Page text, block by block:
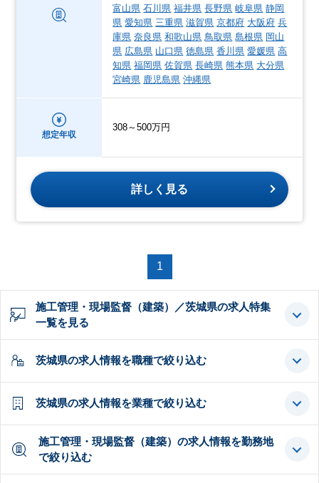
富山県 石川県 福井県 長野県 岐阜県 静岡
県 愛知県 三重県 滋賀県 京都府 大阪府 兵
庫県 奈良県 和歌山県 鳥取県 島根県 岡山
県 広島県 山口県 徳島県 香川県 愛媛県 高
知県 福岡県 佐賀県 長崎県 熊本県 大分県
宮崎県 鹿児島県 沖縄県
想定年収
308～500万円
詳しく見る
1
施工管理・現場監督（建築）／茨城県の求人特集
一覧を見る
茨城県の求人情報を職種で絞り込む
茨城県の求人情報を業種で絞り込む
施工管理・現場監督（建築）の求人情報を勤務地
で絞り込む